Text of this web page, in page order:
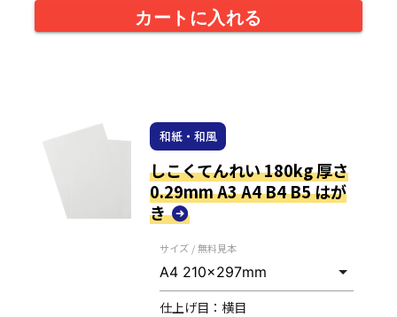
カートに入れる
和紙・和風
しこくてんれい 180kg 厚さ
0.29mm A3 A4 B4 B5 はが
き
サイズ / 無料見本
仕上げ目： 横目